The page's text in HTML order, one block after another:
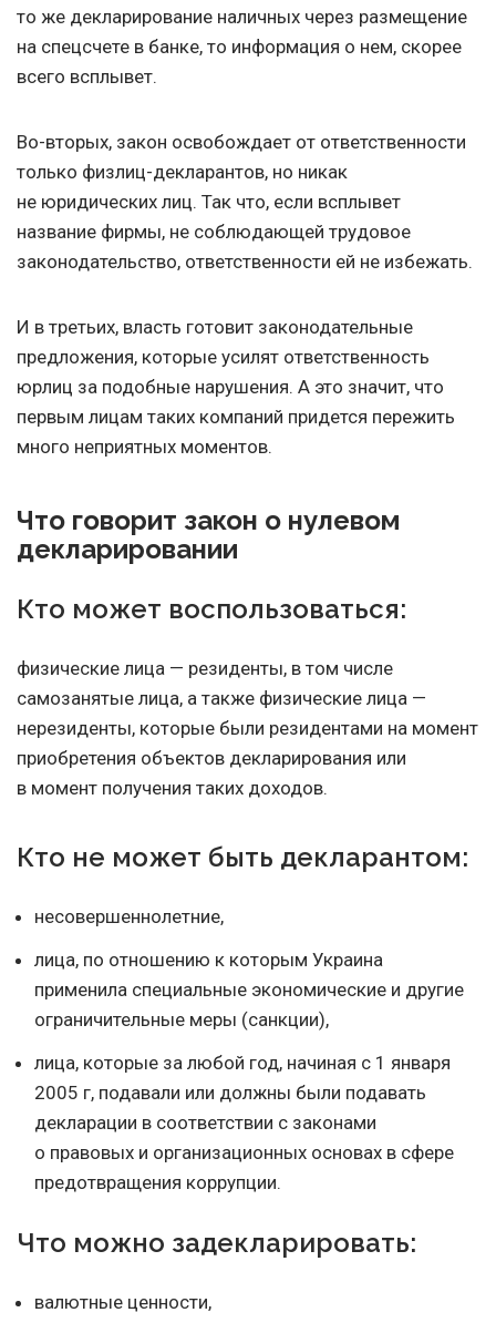
то же декларирование наличных через размещение
на спецсчете в банке, то информация о нем, скорее
всего всплывет.
Во-вторых, закон освобождает от ответственности
только физлиц-декларантов, но никак
не юридических лиц. Так что, если всплывет
название фирмы, не соблюдающей трудовое
законодательство, ответственности ей не избежать.
И в третьих, власть готовит законодательные
предложения, которые усилят ответственность
юрлиц за подобные нарушения. А это значит, что
первым лицам таких компаний придется пережить
много неприятных моментов.
Что говорит закон о нулевом
декларировании
Кто может воспользоваться:
физические лица — резиденты, в том числе
самозанятые лица, а также физические лица —
нерезиденты, которые были резидентами на момент
приобретения объектов декларирования или
в момент получения таких доходов.
Кто не может быть декларантом:
несовершеннолетние,
лица, по отношению к которым Украина
применила специальные экономические и другие
ограничительные меры (санкции),
лица, которые за любой год, начиная с 1 января
2005 г, подавали или должны были подавать
декларации в соответствии с законами
о правовых и организационных основах в сфере
предотвращения коррупции.
Что можно задекларировать:
валютные ценности,